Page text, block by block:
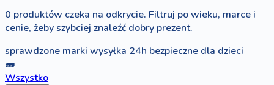
0 produktów czeka na odkrycie. Filtruj po wieku, marce i
cenie, żeby szybciej znaleźć dobry prezent.
sprawdzone marki wysyłka 24h bezpieczne dla dzieci
🧱
Wszystko